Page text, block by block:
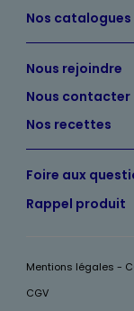
Nos catalogues
Nous rejoindre
Nous contacter
Nos recettes
Foire aux
Rappel produit
Mentions légales -
CGV